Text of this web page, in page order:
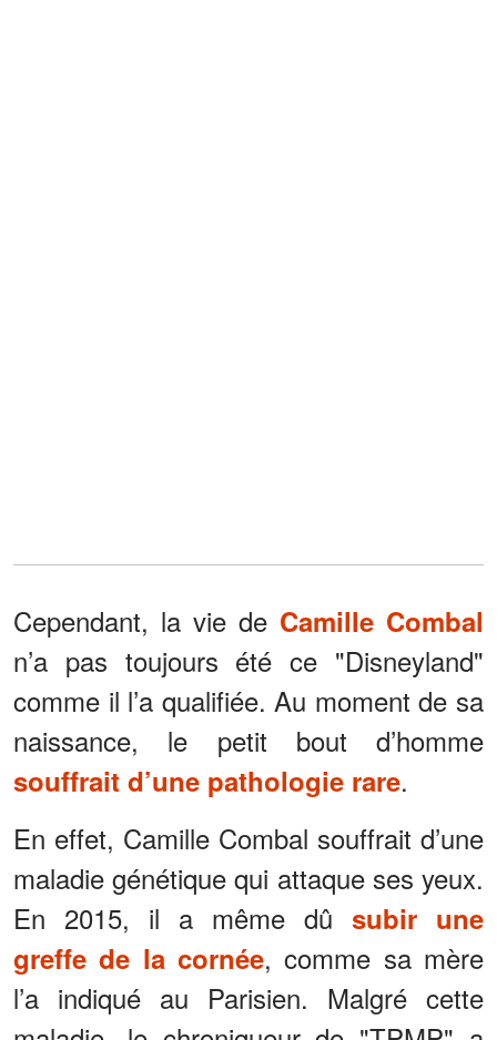
Cependant, la vie de Camille Combal
n’a pas toujours été ce "Disneyland"
comme il l’a qualifiée. Au moment de sa
naissance, le petit bout d’homme
souffrait d’une pathologie rare.
En effet, Camille Combal souffrait d’une
maladie génétique qui attaque ses yeux.
En 2015, il a même dû subir une
greffe de la cornée, comme sa mère
l’a indiqué au Parisien. Malgré cette